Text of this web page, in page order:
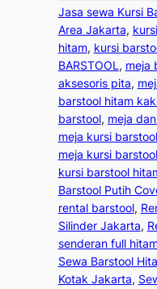
Jasa sewa Kursi
Area Jakarta,
hitam, kursi
BARSTOOL, meja
aksesoris pita,
barstool hitam
barstool, meja
meja kursi barstool
meja kursi
kursi barstool
Barstool Putih
rental barstool,
Silinder Jakarta,
senderan full
Sewa Barstool
Kotak Jakarta,